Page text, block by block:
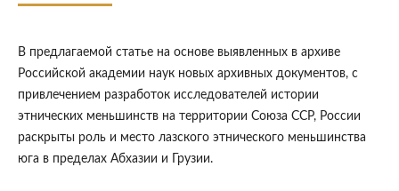
В предлагаемой статье на основе выявленных в архиве
Российской академии наук новых архивных документов, с
привлечением разработок исследователей истории
этнических меньшинств на территории Союза ССР, России
раскрыты роль и место лазского этнического меньшинства
юга в пределах Абхазии и Грузии.